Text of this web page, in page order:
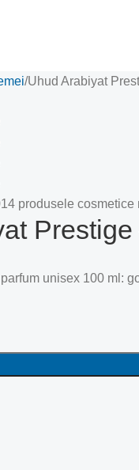
Uhud Arabiyat
produsele
unisex 100 ml: